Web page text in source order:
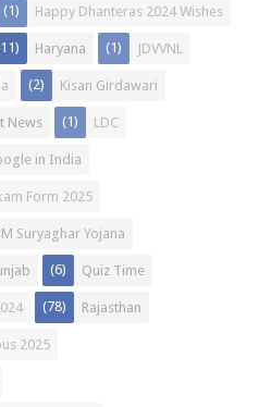
Happy Dhanteras 2024 Wishes
(1)
Haryana JDVVNL
(1)
Kisan Girdawari
(2)
News LDC
(1)
in India
Form 2025
Suryaghar Yojana
Quiz Time
(6)
Rajasthan
(78)
2025